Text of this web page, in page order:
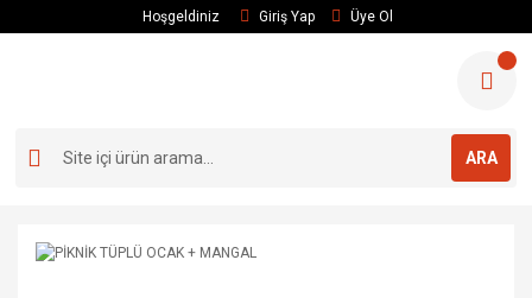
Hoşgeldiniz Giriş Yap Üye Ol
ARA